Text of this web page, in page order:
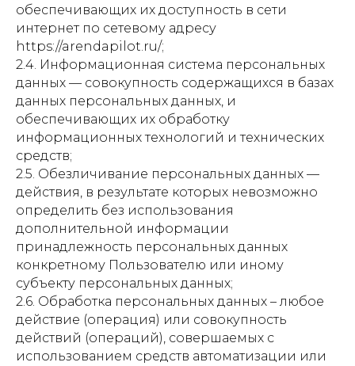
обеспечивающих их доступность в сети
интернет по сетевому адресу
https://arendapilot.ru/;
2.4. Информационная система персональных
данных — совокупность содержащихся в базах
данных персональных данных, и
обеспечивающих их обработку
информационных технологий и технических
средств;
2.5. Обезличивание персональных данных —
действия, в результате которых невозможно
определить без использования
дополнительной информации
принадлежность персональных данных
конкретному Пользователю или иному
субъекту персональных данных;
2.6. Обработка персональных данных – любое
действие (операция) или совокупность
действий (операций), совершаемых с
использованием средств автоматизации или